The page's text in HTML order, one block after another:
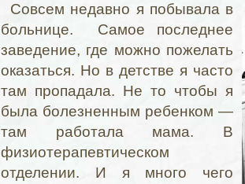
Совсем недавно я побывала в
больнице. Самое последнее
заведение, где можно пожелать
оказаться. Но в детстве я часто
там пропадала. Не то чтобы я
была болезненным ребенком —
там работала мама. В
физиотерапевтическом
отделении. И я много чего